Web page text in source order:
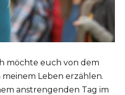
möchte euch von dem
Leben erzählen.
anstrengenden Tag im